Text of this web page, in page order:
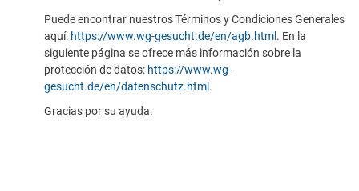
Puede encontrar nuestros Términos y Condiciones Generales
aquí: https://www.wg-gesucht.de/en/agb.html . En la
siguiente página se ofrece más información sobre la
protección de datos: https://www.wg-
gesucht.de/en/datenschutz.html .
Gracias por su ayuda.